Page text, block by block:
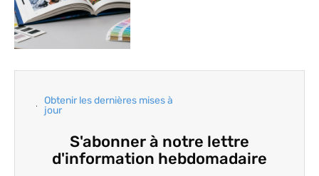
Obtenir les dernières mises à
jour
S'abonner à notre lettre
d'information hebdomadaire